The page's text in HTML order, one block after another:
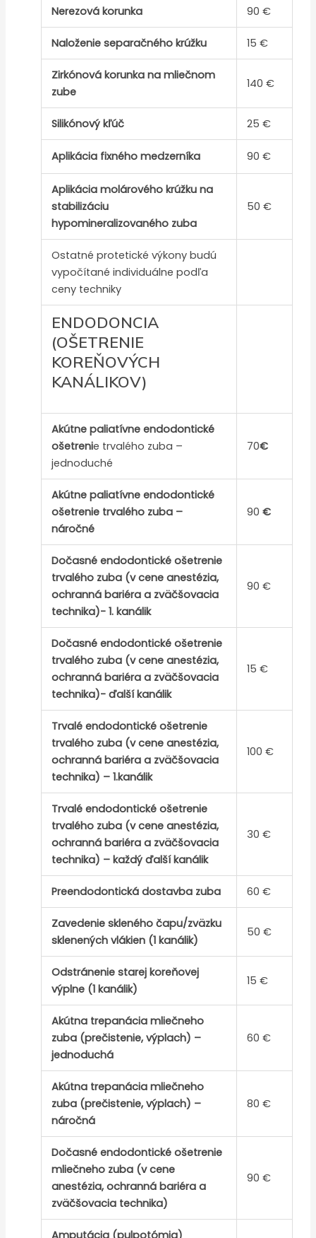
Nerezová korunka 90 €
Naloženie separačného krúžku 15 €
Zirkónová korunka na mliečnom
zube
140 €
Silikónový kľúč 25 €
Aplikácia fixného medzerníka 90 €
Aplikácia molárového krúžku na
stabilizáciu
hypomineralizovaného zuba
50 €
Ostatné protetické výkony budú
vypočítané individuálne podľa
ceny techniky
ENDODONCIA
(OŠETRENIE
KOREŇOVÝCH
KANÁLIKOV)
Akútne paliatívne endodontické
ošetrenie trvalého zuba –
jednoduché
70€
Akútne paliatívne endodontické
ošetrenie trvalého zuba –
náročné
90€
Dočasné endodontické ošetrenie
trvalého zuba (v cene anestézia,
ochranná bariéra a zväčšovacia
technika)- 1. kanálik
90 €
Dočasné endodontické ošetrenie
trvalého zuba (v cene anestézia,
ochranná bariéra a zväčšovacia
technika)- ďalší kanálik
15 €
Trvalé endodontické ošetrenie
trvalého zuba (v cene anestézia,
ochranná bariéra a zväčšovacia
technika) – 1.kanálik
100 €
Trvalé endodontické ošetrenie
trvalého zuba (v cene anestézia,
ochranná bariéra a zväčšovacia
technika) – každý ďalší kanálik
30 €
Preendodontická dostavba zuba 60 €
Zavedenie skleného čapu/zväzku
sklenených vlákien (1 kanálik)
50 €
Odstránenie starej koreňovej
výplne (1 kanálik)
15 €
Akútna trepanácia mliečneho
zuba (prečistenie, výplach) –
jednoduchá
60 €
Akútna trepanácia mliečneho
zuba (prečistenie, výplach) –
náročná
80 €
Dočasné endodontické ošetrenie
mliečneho zuba (v cene
anestézia, ochranná bariéra a
zväčšovacia technika)
90 €
Amputácia (pulpotómia)